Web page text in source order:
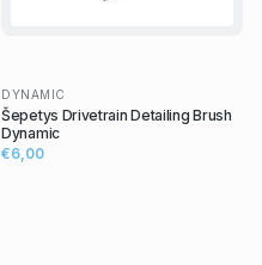
DYNAMIC
Šepetys Drivetrain Detailing Brush
Dynamic
€6,00